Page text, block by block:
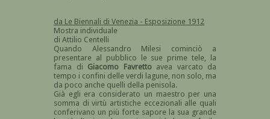
da Le Biennali di Venezia - Esposizione 1912
Mostra individuale
di Attilio Centelli
Quando Alessandro Milesi cominciò a
presentare al pubblico le sue prime tele, la
fama di Giacomo Favrettoavea varcato da
tempo i confini delle verdi lagune, non solo, ma
da poco anche quelli della penisola.
Già egli era considerato un maestro per una
somma di virtù artistiche eccezionali alle quali
conferivano un più forte sapore la sua grande